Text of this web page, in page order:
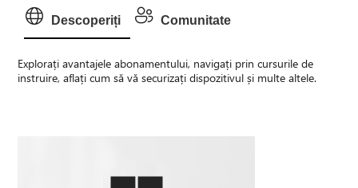
Descoperiți Comunitate
Explorați avantajele abonamentului, navigați prin cursurile de
instruire, aflați cum să vă securizați dispozitivul și multe altele.